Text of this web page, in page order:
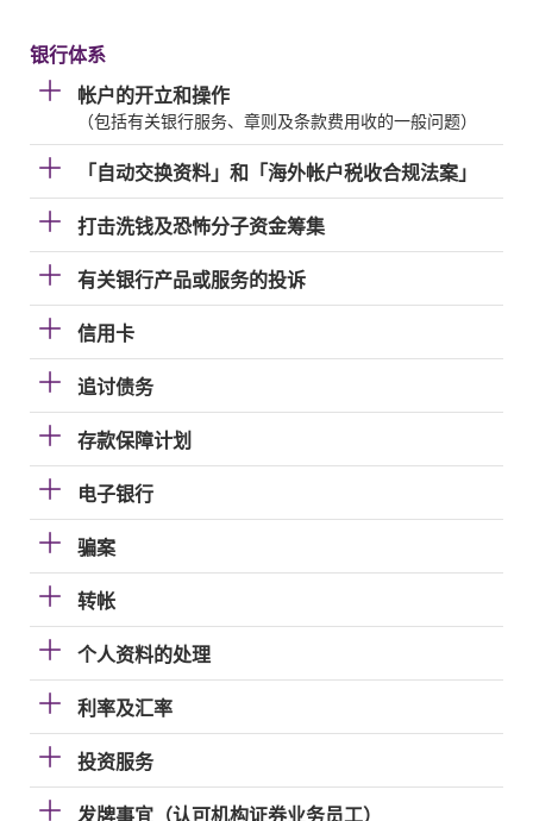
银行体系
帐户的开立和操作
（包括有关银行服务、章则及条款费用收的一般问题）
「自动交换资料」和「海外帐户税收合规法案」
打击洗钱及恐怖分子资金筹集
有关银行产品或服务的投诉
信用卡
追讨债务
存款保障计划
电子银行
骗案
转帐
个人资料的处理
利率及汇率
投资服务
发牌事宜（认可机构证券业务员工）